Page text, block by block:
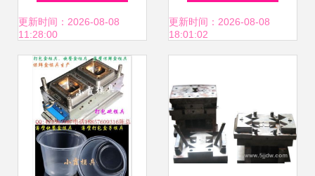
完美融合
更新时间：2026-08-08
11:28:00
与应用
更新时间：2026-08-08
18:01:02